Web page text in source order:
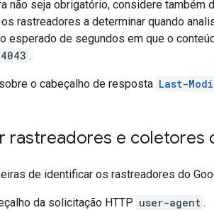
não seja obrigatório, considere também
os rastreadores a determinar quando
esperado de segundos em que o
.
sobre o cabeçalho de resposta Last-
rastreadores e coletores
de identificar os rastreadores do
da solicitação HTTP user-agent .